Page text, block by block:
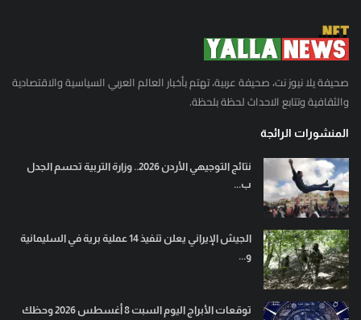
صحيفة يلا نيوز نت، صحيفة عربية، تهتم بأخبار العالم العربي السياسية والاقتصادية
والثقافية وتتابع الاحداث لحظة بلحظة.
المنشورات الرائجة
نتائج التوجيهي الأردن 2026.. وزارة التربية تحسم الجدل
ب...
الجيش الإيراني يعلن تنفيذ 14 عملية برية في السليمانية
و...
توقعات الأبراج اليوم السبت 8 أغسطس 2026 وحظك